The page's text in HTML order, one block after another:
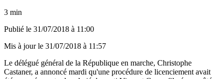
3 min
Publié le 31/07/2018 à 11:00
Mis à jour le 31/07/2018 à 11:57
Le délégué général de la République en marche, Christophe
Castaner, a annoncé mardi qu'une procédure de licenciement avait